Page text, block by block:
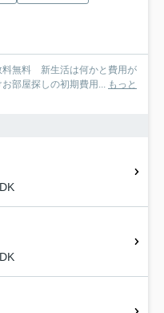
料無料 新生活は何かと費用が
部屋探しの初期費用...
もっと